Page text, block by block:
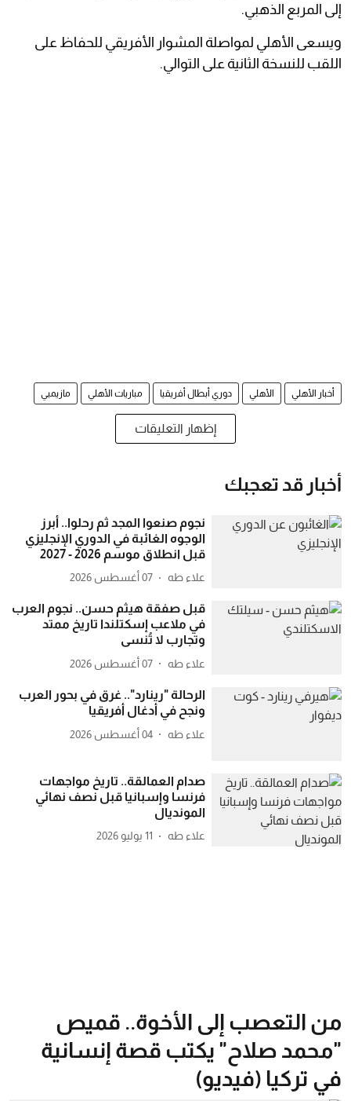
إلى المربع الذهبي.
ويسعى الأهلي لمواصلة المشوار الأفريقي للحفاظ على
اللقب للنسخة الثانية على التوالي.
أخبار الأهلي الأهلي دوري أبطال أفريقيا مباريات الأهلي مازيمبي
إظهار التعليقات
أخبار قد تعجبك
نجوم صنعوا المجد ثم رحلوا.. أبرز
الوجوه الغائبة في الدوري الإنجليزي
قبل انطلاق موسم 2026 - 2027
علاء طه 07 أغسطس 2026
قبل صفقة هيثم حسن.. نجوم العرب
في ملاعب إسكتلندا تاريخ ممتد
وتجارب لا تُنسى
علاء طه 07 أغسطس 2026
الرحالة "رينارد".. غرق في بحور العرب
ونجح في أدغال أفريقيا
علاء طه 04 أغسطس 2026
صدام العمالقة.. تاريخ مواجهات
فرنسا وإسبانيا قبل نصف نهائي
المونديال
علاء طه 11 يوليو 2026
من التعصب إلى الأخوة.. قميص
"محمد صلاح" يكتب قصة إنسانية
في تركيا (فيديو)